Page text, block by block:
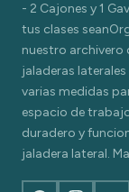
- 2 Cajones y 1
tus clases
nuestro archivero
jaladeras
varias medidas
espacio de
duradero y
jaladera lateral.